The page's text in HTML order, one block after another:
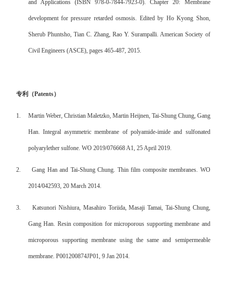
and Applications (ISBN 978-0-7844-7923-0). Chapter 20: Membrane
development for pressure retarded osmosis. Edited by Ho Kyong Shon,
Sherub Phuntsho, Tian C. Zhang, Rao Y. Surampalli. American Society of
Civil Engineers (ASCE), pages 465-487, 2015.
专利（Patents）
1. Martin Weber, Christian Maletzko, Martin Heijnen, Tai-Shung Chung, Gang
Han. Integral asymmetric membrane of polyamide-imide and sulfonated
polyarylether sulfone. WO 2019/076668 A1, 25 April 2019.
2. Gang Han and Tai-Shung Chung. Thin film composite membranes. WO
2014/042593, 20 March 2014.
3. Katsunori Nishiura, Masahiro Toriida, Masaji Tamai, Tai-Shung Chung,
Gang Han. Resin composition for microporous supporting membrane and
microporous supporting membrane using the same and semipermeable
membrane. P001200874JP01, 9 Jan 2014.